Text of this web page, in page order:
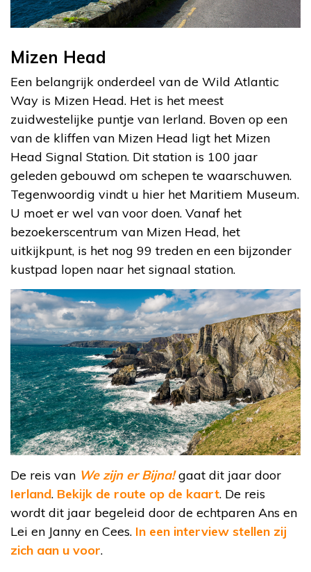
Mizen Head
Een belangrijk onderdeel van de Wild Atlantic
Way is Mizen Head. Het is het meest
zuidwestelijke puntje van Ierland. Boven op een
van de kliffen van Mizen Head ligt het Mizen
Head Signal Station. Dit station is 100 jaar
geleden gebouwd om schepen te waarschuwen.
Tegenwoordig vindt u hier het Maritiem Museum.
U moet er wel van voor doen. Vanaf het
bezoekerscentrum van Mizen Head, het
uitkijkpunt, is het nog 99 treden en een bijzonder
kustpad lopen naar het signaal station.
De reis van We zijn er Bijna!gaat dit jaar door
Ierland. Bekijk de route op de kaart. De reis
wordt dit jaar begeleid door de echtparen Ans en
Lei en Janny en Cees. In een interview stellen zij
zich aan u voor.